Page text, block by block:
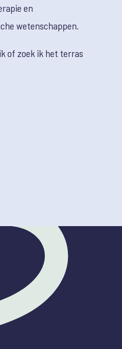
en
wetenschappen.
of zoek ik het terras